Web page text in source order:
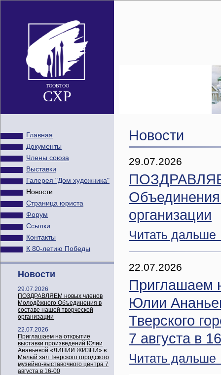
ТООВТОО
СХР
Главная
Документы
Члены союза
Выставки
Галерея "Дом художника"
Новости
Страница юриста
Форум
Ссылки
Контакты
К 80-летию Победы
Новости
29.07.2026
ПОЗДРАВЛЯЕМ новых членов
Молодёжного Объединения в
составе нашей творческой
организации
22.07.2026
Приглашаем на открытие
выставки произведений Юлии
Ананьевой «ЛИНИИ ЖИЗНИ» в
Малый зал Тверского городского
музейно-выставочного центра 7
августа в 16-00
Новости
29.07.2026
Объединения
организации
Читать
22.07.2026
Приглашаем
Юлии
Тверского
7 августа в
Читать